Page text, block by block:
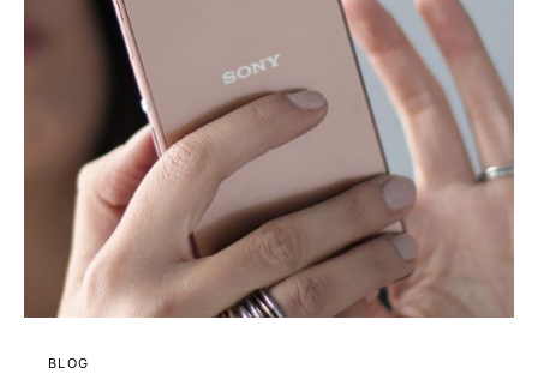
BLOG